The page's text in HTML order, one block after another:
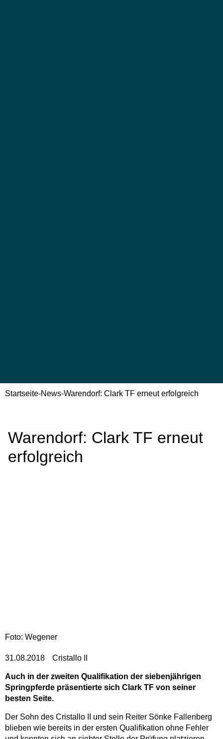
Startseite-News-Warendorf: Clark TF erneut erfolgreich
Warendorf: Clark TF erneut
erfolgreich
Foto: Wegener
31.08.2018 Cristallo II
Auch in der zweiten Qualifikation der siebenjährigen
Springpferde präsentierte sich Clark TF von seiner
besten Seite.
Der Sohn des Cristallo II und sein Reiter Sönke Fallenberg
blieben wie bereits in der ersten Qualifikation ohne Fehler